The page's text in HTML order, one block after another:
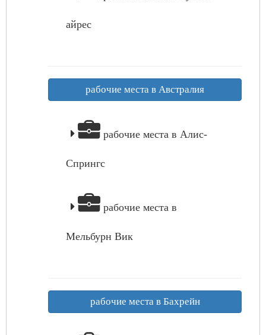
айрес
рабочие места в Австралия
рабочие места в Алис-
Спрингс
рабочие места в
Мельбурн Вик
рабочие места в Бахрейн